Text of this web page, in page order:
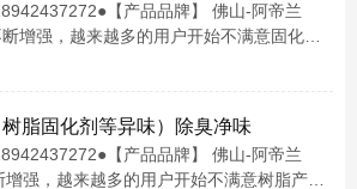
【产品品牌】 佛山-阿帝兰
增强，越来越多的用户开始不满意固化…
脂固化剂等异味）除臭净味
【产品品牌】 佛山-阿帝兰
强，越来越多的用户开始不满意树脂产…